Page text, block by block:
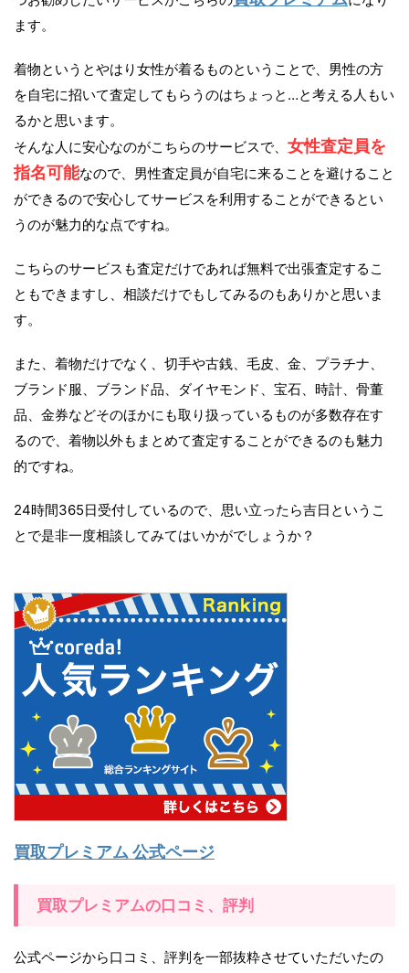
ます。
着物というとやはり女性が着るものということで、男性の方
を自宅に招いて査定してもらうのはちょっと…と考える人もい
るかと思います。
そんな人に安心なのがこちらのサービスで、 女性査定員を
指名可能なので、男性査定員が自宅に来ることを避けること
ができるので安心してサービスを利用することができるとい
うのが魅力的な点ですね。
こちらのサービスも査定だけであれば無料で出張査定するこ
ともできますし、相談だけでもしてみるのもありかと思いま
す。
また、着物だけでなく、切手や古銭、毛皮、金、プラチナ、
ブランド服、ブランド品、ダイヤモンド、宝石、時計、骨董
品、金券などそのほかにも取り扱っているものが多数存在す
るので、着物以外もまとめて査定することができるのも魅力
的ですね。
24時間365日受付しているので、思い立ったら吉日というこ
とで是非一度相談してみてはいかがでしょうか？
買取プレミアム 公式ページ
買取プレミアムの口コミ、評判
公式ページから口コミ、評判を一部抜粋させていただいたの